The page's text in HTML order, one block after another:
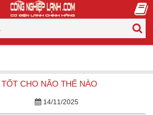
CHO NÃO THẾ NÀO
14/11/2025